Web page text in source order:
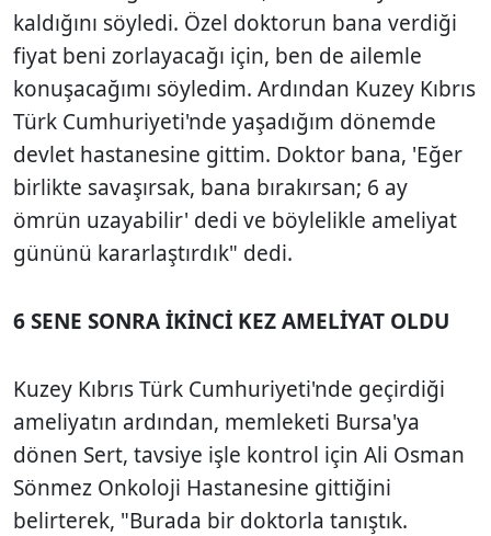
kaldığını söyledi. Özel doktorun bana verdiği
fiyat beni zorlayacağı için, ben de ailemle
konuşacağımı söyledim. Ardından Kuzey Kıbrıs
Türk Cumhuriyeti'nde yaşadığım dönemde
devlet hastanesine gittim. Doktor bana, 'Eğer
birlikte savaşırsak, bana bırakırsan; 6 ay
ömrün uzayabilir' dedi ve böylelikle ameliyat
gününü kararlaştırdık" dedi.
6 SENE SONRA İKİNCİ KEZ AMELİYAT OLDU
Kuzey Kıbrıs Türk Cumhuriyeti'nde geçirdiği
ameliyatın ardından, memleketi Bursa'ya
dönen Sert, tavsiye işle kontrol için Ali Osman
Sönmez Onkoloji Hastanesine gittiğini
belirterek, "Burada bir doktorla tanıştık.